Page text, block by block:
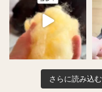
さらに読み込む